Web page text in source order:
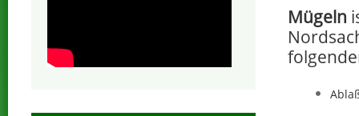
Mügeln